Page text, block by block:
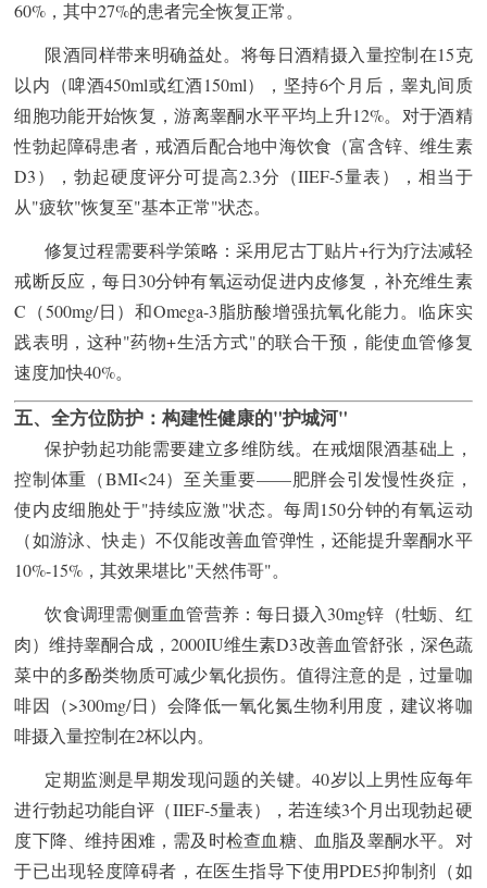
60%，其中27%的患者完全恢复正常。
限酒同样带来明确益处。将每日酒精摄入量控制在15克
以内（啤酒450ml或红酒150ml），坚持6个月后，睾丸间质
细胞功能开始恢复，游离睾酮水平平均上升12%。对于酒精
性勃起障碍患者，戒酒后配合地中海饮食（富含锌、维生素
D3），勃起硬度评分可提高2.3分（IIEF-5量表），相当于
从"疲软"恢复至"基本正常"状态。
修复过程需要科学策略：采用尼古丁贴片+行为疗法减轻
戒断反应，每日30分钟有氧运动促进内皮修复，补充维生素
C（500mg/日）和Omega-3脂肪酸增强抗氧化能力。临床实
践表明，这种"药物+生活方式"的联合干预，能使血管修复
速度加快40%。
五、全方位防护：构建性健康的"护城河"
保护勃起功能需要建立多维防线。在戒烟限酒基础上，
控制体重（BMI<24）至关重要——肥胖会引发慢性炎症，
使内皮细胞处于"持续应激"状态。每周150分钟的有氧运动
（如游泳、快走）不仅能改善血管弹性，还能提升睾酮水平
10%-15%，其效果堪比"天然伟哥"。
饮食调理需侧重血管营养：每日摄入30mg锌（牡蛎、红
肉）维持睾酮合成，2000IU维生素D3改善血管舒张，深色蔬
菜中的多酚类物质可减少氧化损伤。值得注意的是，过量咖
啡因（>300mg/日）会降低一氧化氮生物利用度，建议将咖
啡摄入量控制在2杯以内。
定期监测是早期发现问题的关键。40岁以上男性应每年
进行勃起功能自评（IIEF-5量表），若连续3个月出现勃起硬
度下降、维持困难，需及时检查血糖、血脂及睾酮水平。对
于已出现轻度障碍者，在医生指导下使用PDE5抑制剂（如